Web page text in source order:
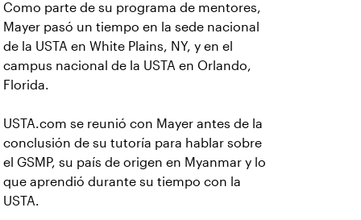
Como parte de su programa de mentores,
Mayer pasó un tiempo en la sede nacional
de la USTA en White Plains, NY, y en el
campus nacional de la USTA en Orlando,
Florida.
USTA.com se reunió con Mayer antes de la
conclusión de su tutoría para hablar sobre
el GSMP, su país de origen en Myanmar y lo
que aprendió durante su tiempo con la
USTA.